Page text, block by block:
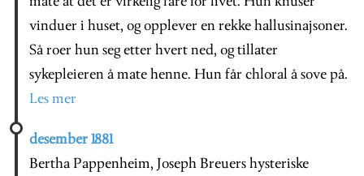
vinduer i huset, og opplever en rekke hallusinajsoner.
Så roer hun seg etter hvert ned, og tillater
sykepleieren å mate henne. Hun får chloral å sove på.
Les mer
desember 1881
Bertha Pappenheim, Joseph Breuers hysteriske